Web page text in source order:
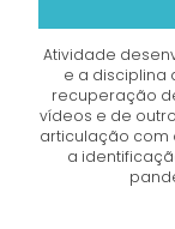
Atividade
e a disciplina
recuperação
vídeos e de
articulação com
a